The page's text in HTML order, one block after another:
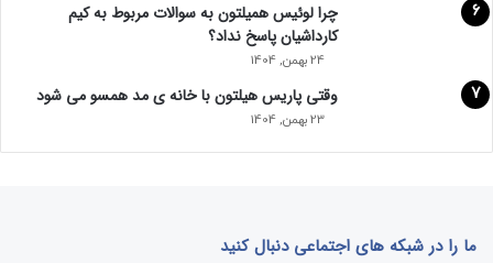
چرا لوئیس همیلتون به سوالات مربوط به کیم
کارداشیان پاسخ نداد؟
24 بهمن, 1404
وقتی پاریس هیلتون با خانه‌ ی مد همسو می شود
23 بهمن, 1404
ما را در شبکه های اجتماعی دنبال کنید